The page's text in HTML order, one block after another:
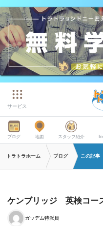
サービス
ブログ 地図 スタッフ紹介
トラトラホーム ブログ この記事
ケンブリッジ 英検コー
ガッデム特派員